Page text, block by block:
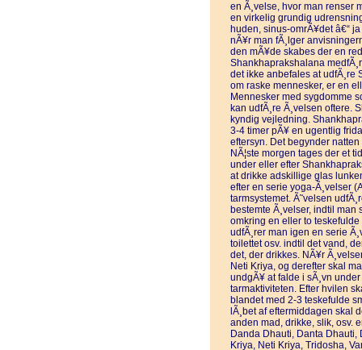
en Ã¸velse, hvor man renser
en virkelig grundig
huden, sinus-omrÃ¥det â€“
nÃ¥r man fÃ¸lger
den mÃ¥de skabes der en
Shankhaprakshalana
det ikke anbefales at udfÃ¸re
om raske mennesker, er en
Mennesker med sygdomme
kan udfÃ¸re Ã¸velsen oftere.
kyndig vejledning.
3-4 timer pÃ¥ en ugentlig
eftersyn. Det begynder natten
NÃ¦ste morgen tages der et
under eller efter
at drikke adskillige glas
efter en serie yoga-Ã¸velser
tarmsystemet. Ã˜velsen
bestemte Ã¸velser, indtil
omkring en eller to
udfÃ¸rer man igen en serie
toilettet osv. indtil det vand,
det, der drikkes. NÃ¥r
Neti Kriya, og derefter skal
undgÃ¥ at falde i sÃ¸vn
tarmaktiviteten. Efter hvilen
blandet med 2-3 teskefulde
lÃ¸bet af eftermiddagen skal
anden mad, drikke, slik, osv.
Danda Dhauti, Danta
Kriya, Neti Kriya, Tridosha,